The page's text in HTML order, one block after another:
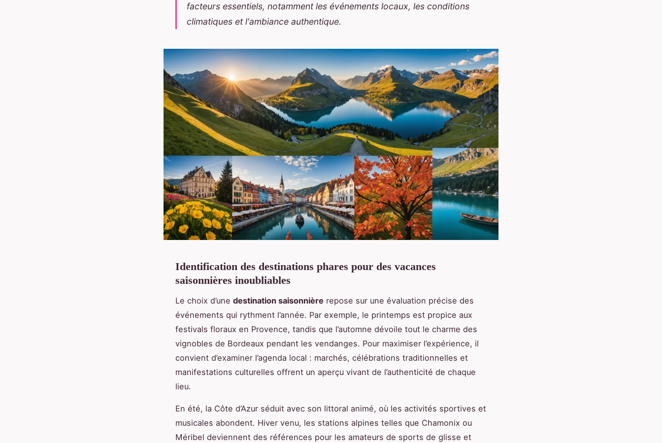
facteurs essentiels, notamment les événements locaux, les conditions
climatiques et l'ambiance authentique.
Identification des destinations phares pour des vacances
saisonnières inoubliables
Le choix d’une destination saisonnière repose sur une évaluation précise des
événements qui rythment l’année. Par exemple, le printemps est propice aux
festivals floraux en Provence, tandis que l’automne dévoile tout le charme des
vignobles de Bordeaux pendant les vendanges. Pour maximiser l’expérience, il
convient d’examiner l’agenda local : marchés, célébrations traditionnelles et
manifestations culturelles offrent un aperçu vivant de l’authenticité de chaque
lieu.
En été, la Côte d’Azur séduit avec son littoral animé, où les activités sportives et
musicales abondent. Hiver venu, les stations alpines telles que Chamonix ou
Méribel deviennent des références pour les amateurs de sports de glisse et